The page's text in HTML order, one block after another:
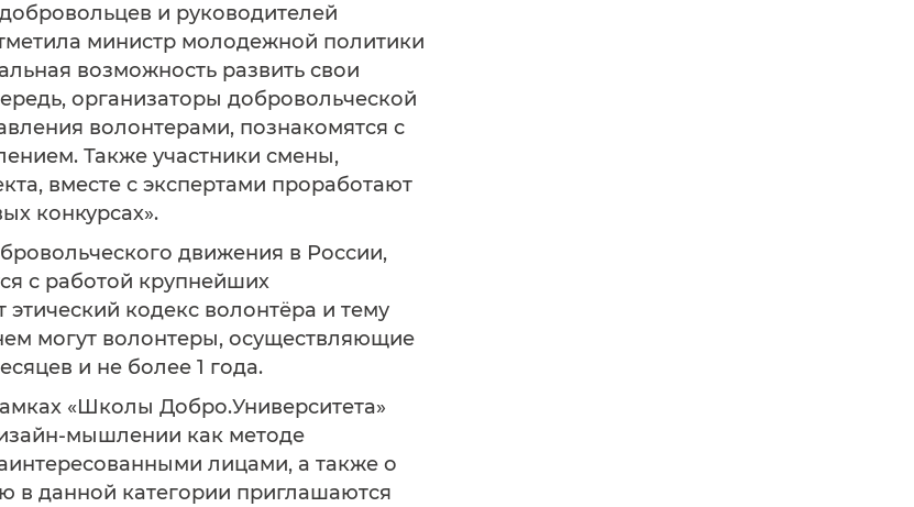
и руководителей
министр молодежной политики
возможность развить свои
организаторы добровольческой
волонтерами, познакомятся с
Также участники смены,
вместе с экспертами проработают
конкурсах».
движения в России,
с работой крупнейших
кодекс волонтёра и тему
могут волонтеры, осуществляющие
и не более 1 года.
«Школы Добро.Университета»
мышлении как методе
лицами, а также о
в данной категории приглашаются